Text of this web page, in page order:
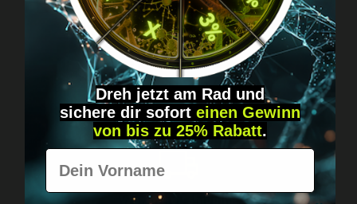
Got questions? Just message us!
Discreet, direct &
personal.
Worldwide shipping
Dreh jetzt am Rad und
sichere dir sofort einen Gewinn
von bis zu 25% Rabatt.
Vorname